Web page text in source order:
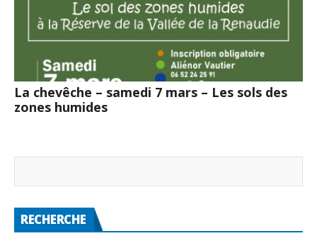
La chevêche – samedi 7 mars – Les sols des
zones humides
RECHERCHE